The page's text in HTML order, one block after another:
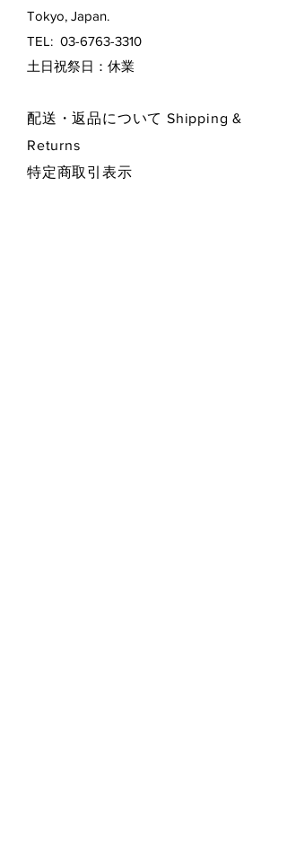
Tokyo, Japan.
TEL: 03-6763-3310
​土日祝祭日：休業
配送・返品について Shipping &
Returns
特定商取引表示